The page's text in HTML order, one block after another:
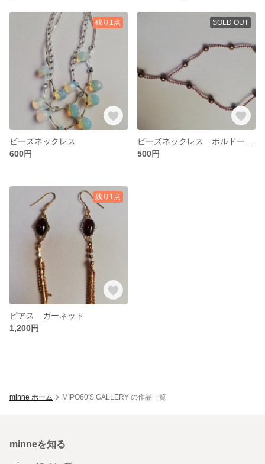
残り1点
ビーズネックレス
600円
SOLD OUT
500円
残り1点
ピアス ガーネット
1,200円
minne ホーム MIPO60'S GALLERY の作品一覧
minneを知る